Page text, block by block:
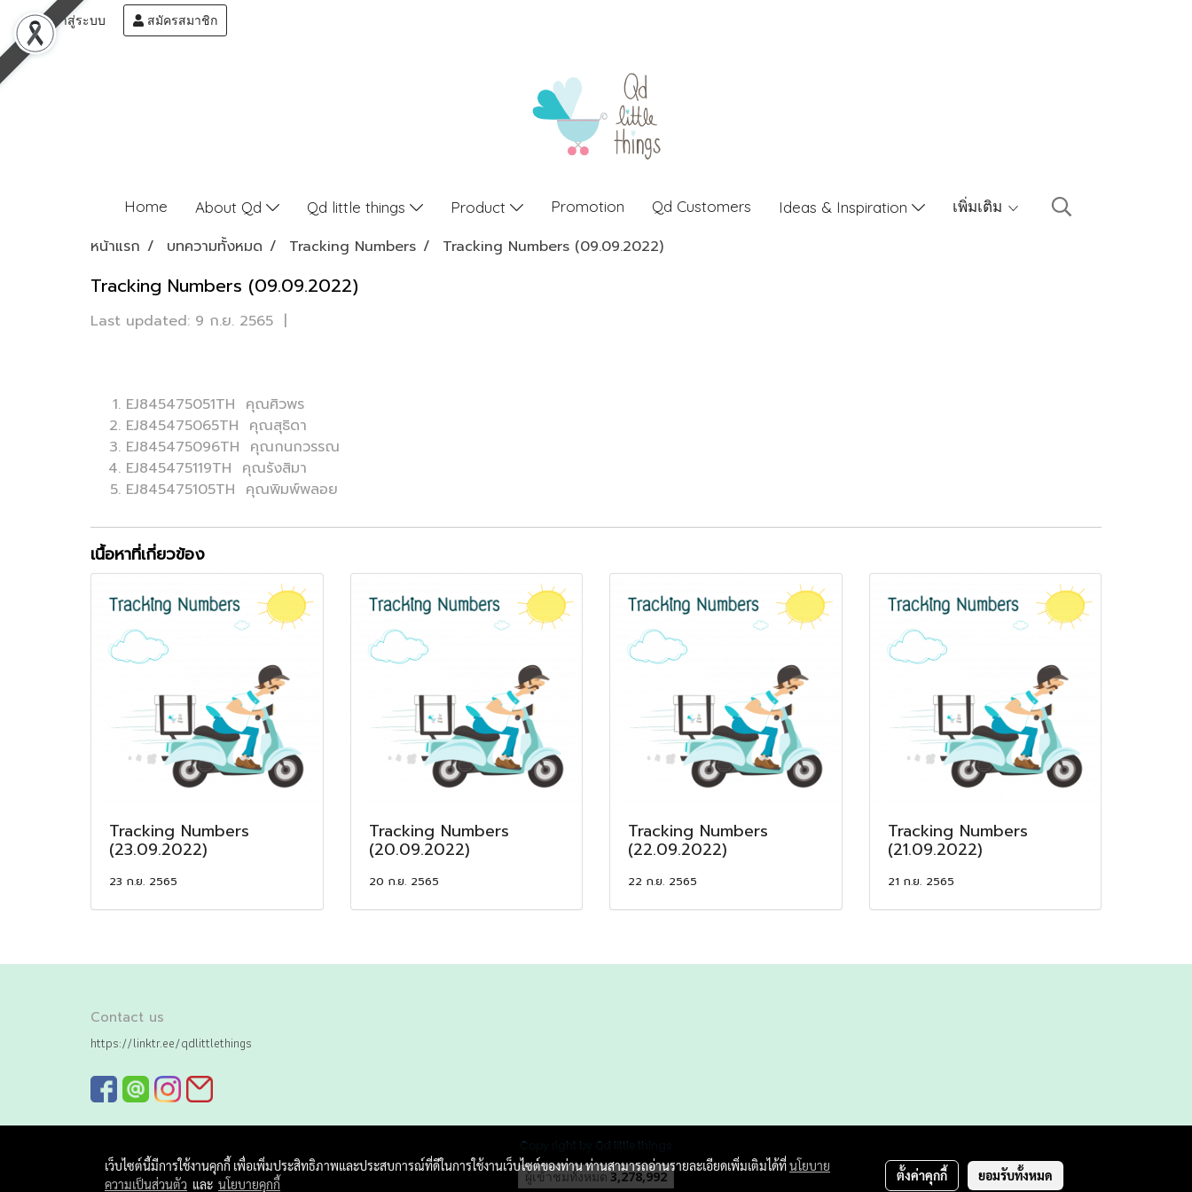
เข้าสู่ระบบ สมัครสมาชิก
Home About Qd Qd little things Product Promotion Qd Customers Ideas & Inspiration เพิ่มเติม
หน้าแรก บทความทั้งหมด Tracking Numbers Tracking Numbers (09.09.2022)
Tracking Numbers (09.09.2022)
Last updated: 9 ก.ย. 2565 |
EJ845475051TH คุณศิวพร
EJ845475065TH คุณสุธิดา
EJ845475096TH คุณกนกวรรณ
EJ845475119TH คุณรังสิมา
EJ845475105TH คุณพิมพ์พลอย
เนื้อหาที่เกี่ยวข้อง
Tracking Numbers
(23.09.2022)
23 ก.ย. 2565
Tracking Numbers
(20.09.2022)
20 ก.ย. 2565
Tracking Numbers
(22.09.2022)
22 ก.ย. 2565
Tracking Numbers
(21.09.2022)
21 ก.ย. 2565
Contact us
https://linktr.ee/qdlittlethings
Copy right by Qd little things
ผู้เข้าชมทั้งหมด 3,278,992
เว็บไซต์นี้มีการใช้งานคุกกี้ เพื่อเพิ่มประสิทธิภาพและประสบการณ์ที่ดีในการใช้งานเว็บไซต์ของท่าน ท่านสามารถอ่านรายละเอียดเพิ่มเติมได้ที่นโยบาย
ความเป็นส่วนตัว และ นโยบายคุกกี้
ตั้งค่าคุกกี้ ยอมรับทั้งหมด